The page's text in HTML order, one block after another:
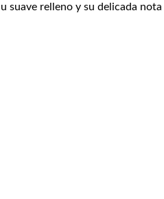
suave relleno y su delicada